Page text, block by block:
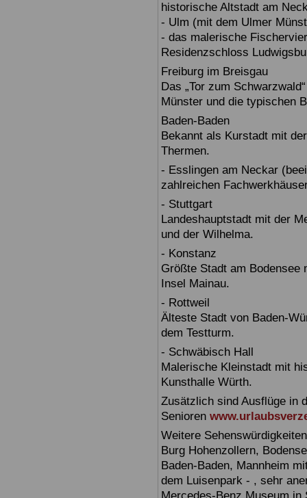
historische Altstadt am
- Ulm (mit dem Ulmer
- das malerische
Residenzschloss
Freiburg im Breisgau
Das „Tor zum
Münster und die typischen
Baden-Baden
Bekannt als Kurstadt mit
Thermen.
- Esslingen am Neckar
zahlreichen
- Stuttgart
Landeshauptstadt mit der
und der Wilhelma.
- Konstanz
Größte Stadt am Bodensee
Insel Mainau.
- Rottweil
Älteste Stadt von Baden-
dem Testturm.
- Schwäbisch Hall
Malerische Kleinstadt mit
Kunsthalle Würth.
Zusätzlich sind Ausflüge in
Senioren
Weitere
Burg Hohenzollern,
Baden-Baden, Mannheim
dem Luisenpark - , sehr